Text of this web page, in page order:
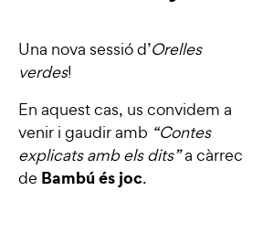
Una nova sessió d’Orelles
verdes!
En aquest cas, us convidem a
venir i gaudir amb “Contes
explicats amb els dits”a càrrec
de Bambú és joc.